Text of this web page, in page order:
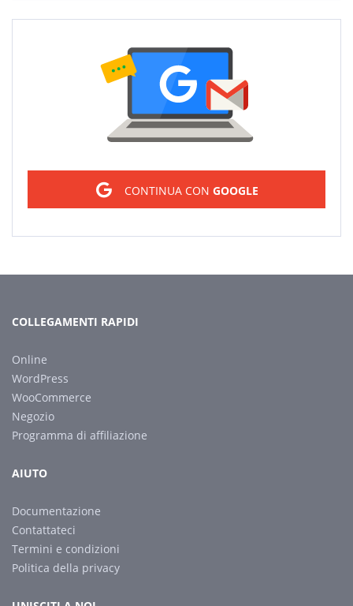
CONTINUA CON GOOGLE
COLLEGAMENTI RAPIDI
Online
WordPress
WooCommerce
Negozio
Programma di affiliazione
AIUTO
Documentazione
Contattateci
Termini e condizioni
Politica della privacy